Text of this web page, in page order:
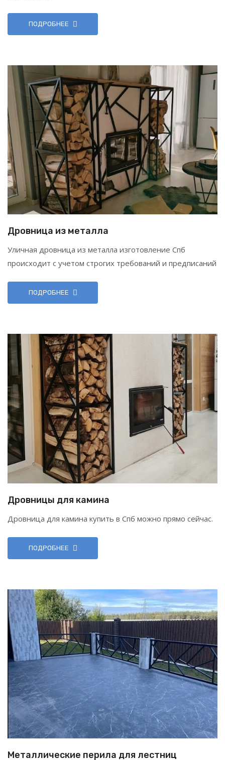
ПОДРОБНЕЕ
Дровница из металла
Уличная дровница из металла изготовление Спб
происходит с учетом строгих требований и предписаний
ПОДРОБНЕЕ
Дровницы для камина
Дровница для камина купить в Спб можно прямо сейчас.
ПОДРОБНЕЕ
Металлические перила для лестниц